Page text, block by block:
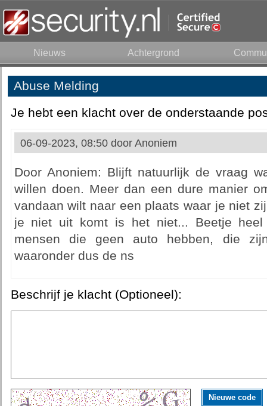
Nieuws Achtergrond
Abuse Melding
Je hebt een klacht over de onderstaande
06-09-2023, 08:50 door Anoniem
Door Anoniem: Blijft natuurlijk de vraag
willen doen. Meer dan een dure manier
vandaan wilt naar een plaats waar je niet
je niet uit komt is het niet... Beetje
mensen die geen auto hebben, die
waaronder dus de ns
Beschrijf je klacht (Optioneel):
Nieuwe code